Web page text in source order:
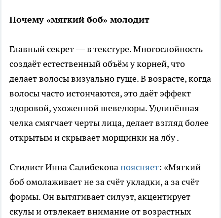
Почему «мягкий боб» молодит
Главный секрет — в текстуре. Многослойность
создаёт естественный объём у корней, что
делает волосы визуально гуще. В возрасте, когда
волосы часто истончаются, это даёт эффект
здоровой, ухоженной шевелюры. Удлинённая
челка смягчает черты лица, делает взгляд более
открытым и скрывает морщинки на лбу .
Стилист Инна Салибековапоясняет: «Мягкий
боб омолаживает не за счёт укладки, а за счёт
формы. Он вытягивает силуэт, акцентирует
скулы и отвлекает внимание от возрастных